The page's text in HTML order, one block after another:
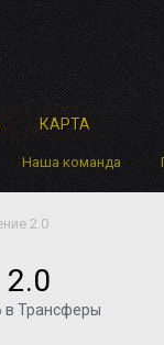
Наша команда
КАРТА
2.0
в Трансферы